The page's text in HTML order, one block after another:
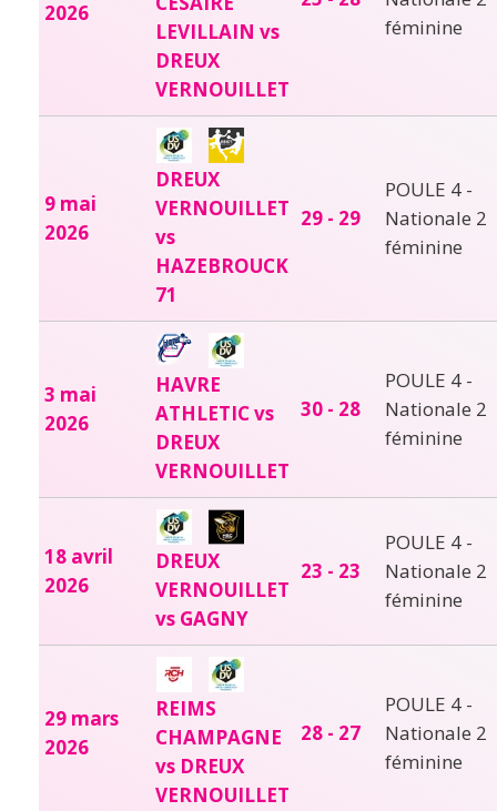
2026
LEVILLAIN vs
DREUX
VERNOUILLET
féminine
9 mai
2026
DREUX
VERNOUILLET
vs
HAZEBROUCK
71
29 - 29
POULE 4 -
Nationale 2
féminine
3 mai
2026
HAVRE
ATHLETIC vs
DREUX
VERNOUILLET
30 - 28
POULE 4 -
Nationale 2
féminine
18 avril
2026
DREUX
VERNOUILLET
vs GAGNY
23 - 23
POULE 4 -
Nationale 2
féminine
29 mars
2026
REIMS
CHAMPAGNE
vs DREUX
VERNOUILLET
28 - 27
POULE 4 -
Nationale 2
féminine